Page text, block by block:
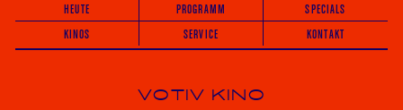
HEUTE PROGRAMM
SPECIALS
KINOS
SERVICE KONTAKT
VOTIV KINO